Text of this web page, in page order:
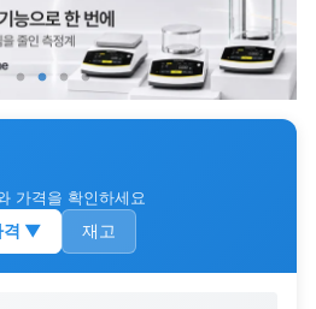
가격을 확인하세요
격 ▼ 재고